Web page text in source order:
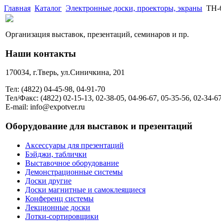
Главная Каталог Электронные доски, проекторы, экраны TH-
Организация выставок, презентаций, семинаров и пр.
Наши контакты
170034, г.Тверь, ул.Синичкина, 201
Тел: (4822) 04-45-98, 04-91-70
Тел/Факс: (4822) 02-15-13, 02-38-05, 04-96-67, 05-35-56, 02-34-
E-mail: info@expotver.ru
Оборудование для выставок и презентаций
Аксессуары для презентаций
Бэйджи, таблички
Выставочное оборудование
Демонстрационные системы
Доски другие
Доски магнитные и самоклеящиеся
Конференц системы
Лекционные доски
Лотки-сортировщики